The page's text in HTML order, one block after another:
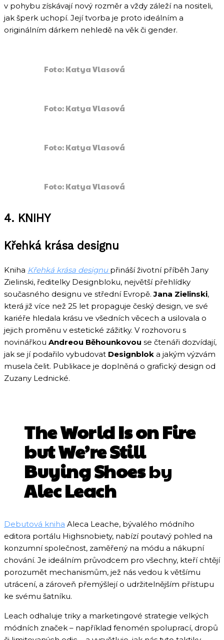
v pohybu získávají nový rozměr a vždy záleží na nositeli,
jak šperk uchopí. Její tvorba je proto ideálním a
originálním dárkem nehledě na věk či gender.
Foto: Katya Vlasová
Foto: Katya Vlasová
Foto: Katya Vlasová
Foto: Katya Vlasová
4. KNIHY
Křehká krása designu
Kniha Křehká krása designu přináší životní příběh Jany
Zielinski, ředitelky Designbloku, největší přehlídky
současného designu ve střední Evropě.Jana Zielinski,
která již více než 25 let propaguje český design, ve své
kariéře hledala krásu ve všedních věcech a usilovala o
jejich proměnu v estetické zážitky. V rozhovoru s
novinářkou Andreou Běhounkovou se čtenáři dozvídají,
jak se jí podařilo vybudovat Designblok a jakým výzvám
musela čelit. Publikace je doplněná o grafický design od
Zuzany Lednické.
The World Is on Fire
but We’re Still
Buying Shoesby
Alec Leach
Debutová kniha Aleca Leache, bývalého módního
editora portálu Highsnobiety, nabízí poutavý pohled na
konzumní společnost, zaměřený na módu a nákupní
chování. Je ideálním průvodcem pro všechny, kteří chtějí
porozumět mechanismům, jež nás vedou k většímu
utrácení, a zároveň přemýšlejí o udržitelnějším přístupu
ke svému šatníku.
Leach odhaluje triky a marketingové strategie velkých
módních značek – například fenomén spoluprací, dropů